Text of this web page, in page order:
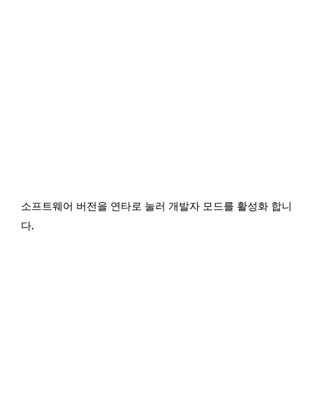
소프트웨어 버전을 연타로 눌러 개발자 모드를 활성화 합니
다.